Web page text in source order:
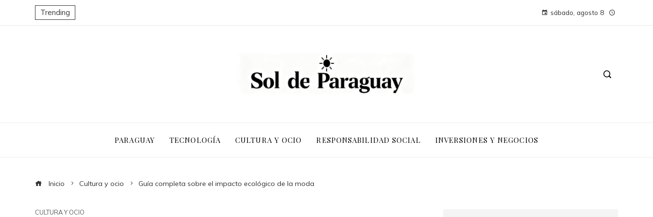
Trending sábado, agosto 8
PARAGUAY TECNOLOGÍA CULTURA Y OCIO RESPONSABILIDAD SOCIAL INVERSIONES Y NEGOCIOS
Inicio Cultura y ocio Guía completa sobre el impacto ecológico de la moda
CULTURA Y OCIO